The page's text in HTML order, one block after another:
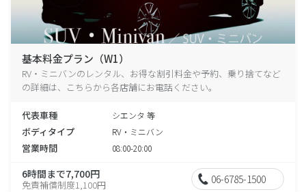
基本料金プラン（W1）
RV・ミニバンのレンタル、お得な割引料金や予約、乗り捨てなど
の詳細は、こちらから各店舗にお電話ください。
代表車種 シエンタ 等
ボディタイプ RV・ミニバン
営業時間 08:00-20:00
6時間まで7,700円
免責補償制度1,100円 06-6785-1500